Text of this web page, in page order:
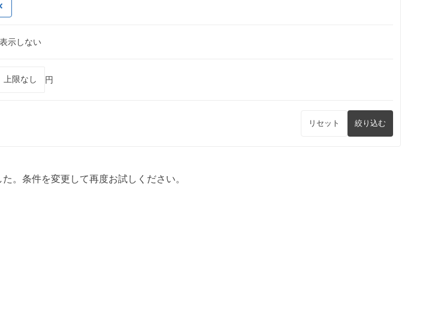
表示しない
円
リセット 絞り込む
。条件を変更して再度お試しください。